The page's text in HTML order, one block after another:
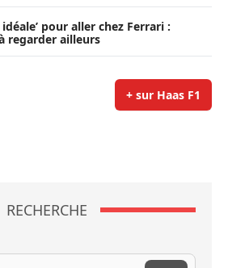
pour aller chez Ferrari :
regarder ailleurs
+ sur Haas F1
RECHERCHE